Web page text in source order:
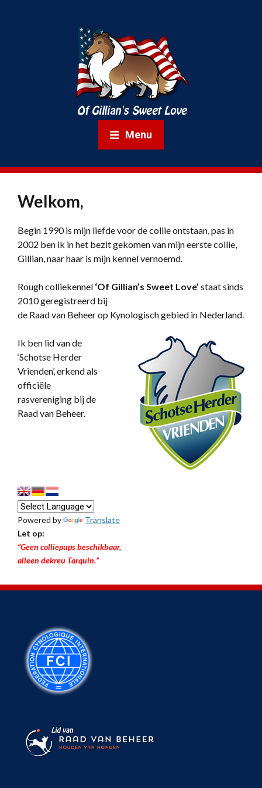
Menu
Welkom,
Begin 1990 is mijn liefde voor de collie ontstaan, pas in
2002 ben ik in het bezit gekomen van mijn eerste collie,
Gillian, naar haar is mijn kennel vernoemd.
Rough colliekennel ‘Of Gillian’s Sweet Love’ staat sinds
2010 geregistreerd bij
de Raad van Beheer op Kynologisch gebied in Nederland.
Ik ben lid van de
‘Schotse Herder
Vrienden’, erkend als
officiële
rasvereniging bij de
Raad van Beheer.
Powered by
Translate
Let op:
“Geen colliepups beschikbaar,
alleen dekreu Tarquin.”